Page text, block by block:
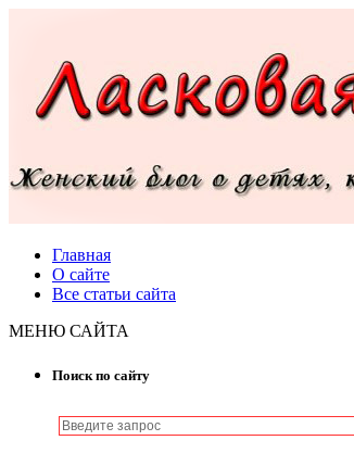
Главная
О сайте
Все статьи сайта
МЕНЮ САЙТА
Поиск по сайту